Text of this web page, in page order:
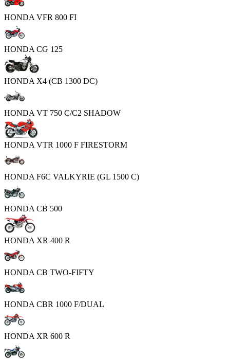
HONDA VFR 800 FI
HONDA CG 125
HONDA X4 (CB 1300 DC)
HONDA VT 750 C/C2 SHADOW
HONDA VTR 1000 F FIRESTORM
HONDA F6C VALKYRIE (GL 1500 C)
HONDA CB 500
HONDA XR 400 R
HONDA CB TWO-FIFTY
HONDA CBR 1000 F/DUAL
HONDA XR 600 R